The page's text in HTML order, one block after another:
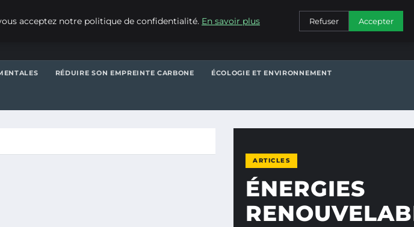
CONTACT
RÉDUIRE SON EMPREINTE CARBONE ÉCOLOGIE ET ENVIRONNEMENT
ARTICLES
ÉNERGIES
acceptez notre politique de confidentialité. En savoir plus Refuser Accepter